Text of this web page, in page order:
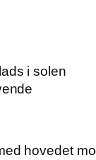
i solen